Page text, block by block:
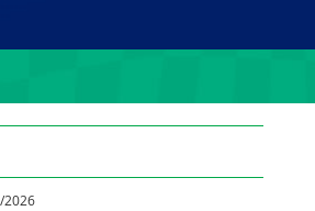
2026